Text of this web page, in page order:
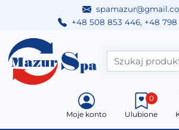
+48 508 853 446, +48
Przejdź do treści
Main Navigation
Moje konto Ulubione
0